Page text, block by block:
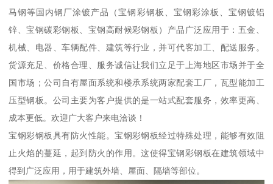
马钢等国内钢厂涂镀产品（宝钢彩钢板、宝钢彩涂板、宝钢镀铝
锌、宝钢碳彩钢板、宝钢高耐候彩钢板）产品广泛应用于：五金、
机械、电器、车辆配件、建筑等行业，并可代客加工、配送服务。
货源充足、价格合理、服务诚信让我们立足于上海地区市场并于全
国市场；公司自有屋面系统和楼承系统两家配套工厂，瓦型能加工
压型钢板。公司主要为客户提供的是一站式配套服务，效率更高、
成本更低。欢迎广大客户来电洽谈！
宝钢彩钢板具有防火性能。宝钢彩钢板经过特殊处理，能够有效阻
止火焰的蔓延，起到防火的作用。这使得宝钢彩钢板在建筑领域中
得到广泛应用，用于建筑外墙、屋面、隔墙等部位。